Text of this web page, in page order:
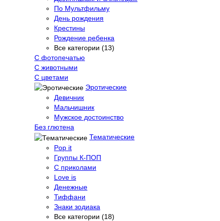
По Мультфильму
День рождения
Крестины
Рождение ребенка
Все категории (13)
С фотопечатью
C животными
С цветами
Эротические
Девичник
Мальчишник
Мужское достоинство
Без глютена
Тематические
Pop it
Группы К-ПОП
С приколами
Love is
Денежные
Тиффани
Знаки зодиака
Все категории (18)